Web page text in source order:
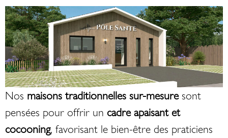
Nos maisons traditionnelles sur-mesuresont
pensées pour offrir un cadre apaisant et
cocooning, favorisant le bien-être des praticiens